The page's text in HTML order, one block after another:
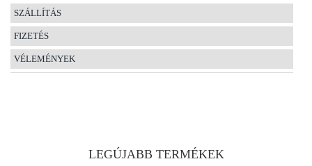
SZÁLLÍTÁS
FIZETÉS
VÉLEMÉNYEK
LEGÚJABB TERMÉKEK